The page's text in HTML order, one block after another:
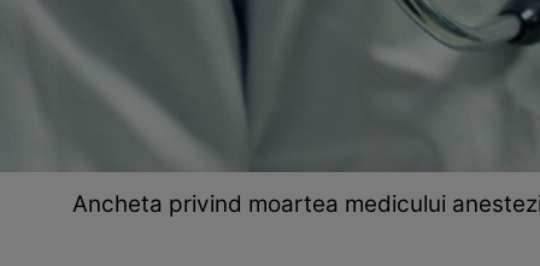
Ancheta privind moartea medicului